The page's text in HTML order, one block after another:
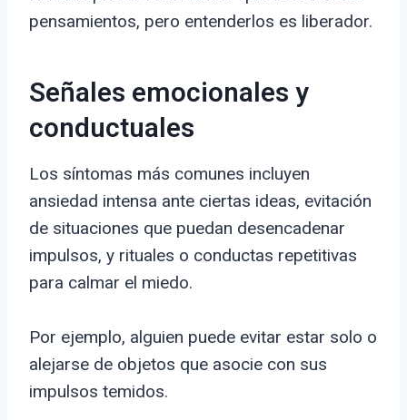
pensamientos, pero entenderlos es liberador.
Señales emocionales y
conductuales
Los síntomas más comunes incluyen
ansiedad intensa ante ciertas ideas, evitación
de situaciones que puedan desencadenar
impulsos, y rituales o conductas repetitivas
para calmar el miedo.
Por ejemplo, alguien puede evitar estar solo o
alejarse de objetos que asocie con sus
impulsos temidos.